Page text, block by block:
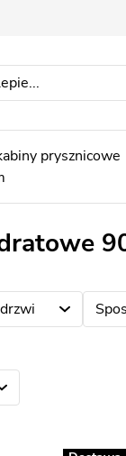
prysznicowe